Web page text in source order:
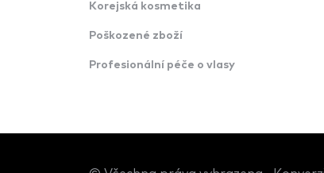
Korejská kosmetika
Poškozené zboží
Profesionální péče o vlasy